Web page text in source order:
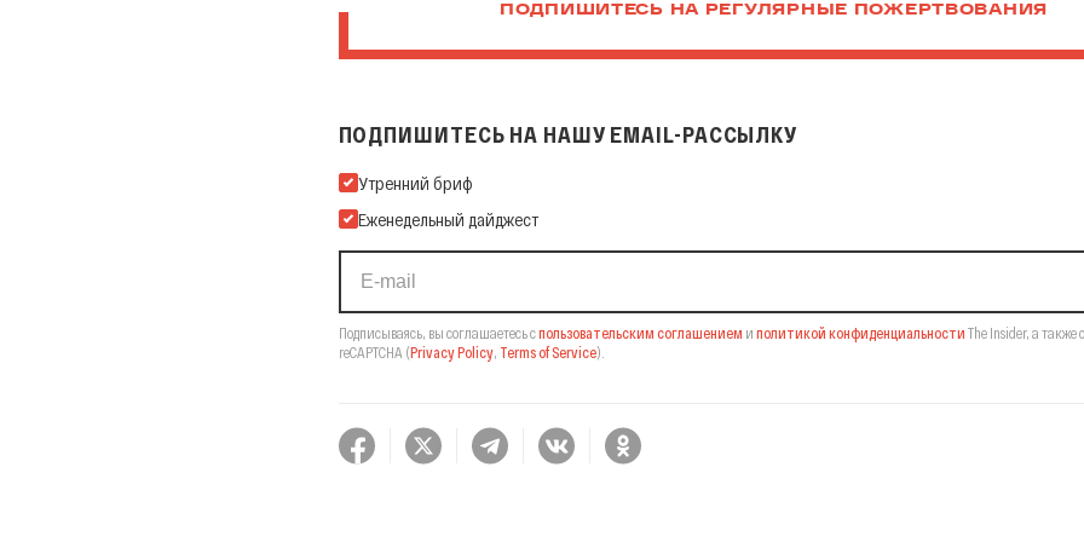
ПОДПИШИТЕСЬ НА РЕГУЛЯРНЫЕ ПОЖЕРТВОВАНИЯ
ПОДПИШИТЕСЬ НА НАШУ EMAIL-РАССЫЛКУ
Подпишитесь на нашу Email-рассылку
Утренний бриф
Еженедельный дайджест
Подписываясь, вы соглашаетесь спользовательским соглашением и политикой конфиденциальности The Insider, а также
reCAPTCHA (Privacy Policy, Terms of Service).